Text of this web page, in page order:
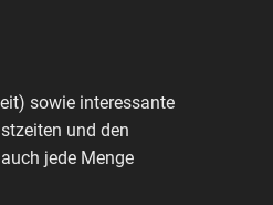
sowie interessante
und den
jede Menge